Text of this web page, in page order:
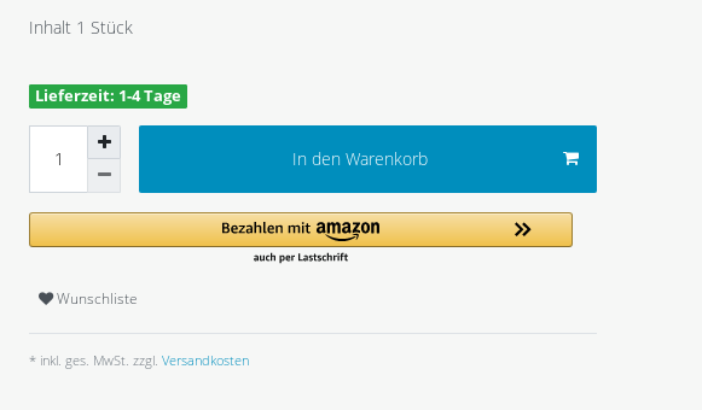
Inhalt 1 Stück
Lieferzeit: 1-4 Tage
In den Warenkorb
Wunschliste
* inkl. ges. MwSt. zzgl. Versandkosten